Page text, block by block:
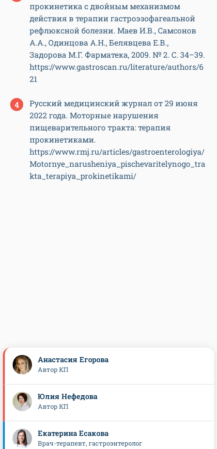
прокинетика с двойным механизмом
действия в терапии гастроэзофагеальной
рефлюксной болезни. Маев И.В., Самсонов
А.А., Одинцова А.Н., Белявцева Е.В.,
Задорова М.Г. Фарматека, 2009. № 2. С. 34–39.
https://www.gastroscan.ru/literature/authors/6
21
Русский медицинский журнал от 29 июня
2022 года. Моторные нарушения
пищеварительного тракта: терапия
прокинетиками.
https://www.rmj.ru/articles/gastroenterologiya/
Motornye_narusheniya_pischevaritelynogo_tra
kta_terapiya_prokinetikami/
Анастасия Егорова
Автор КП
Юлия Нефедова
Автор КП
Екатерина Есакова
Врач-терапевт, гастроэнтеролог